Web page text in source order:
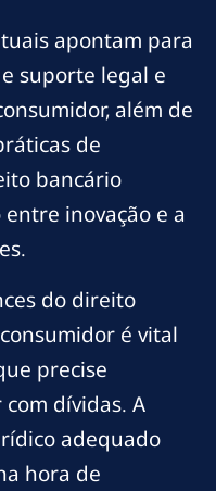
apontam para
suporte legal e
além de
de
bancário
inovação e a
do direito
é vital
precise
dívidas. A
adequado
hora de